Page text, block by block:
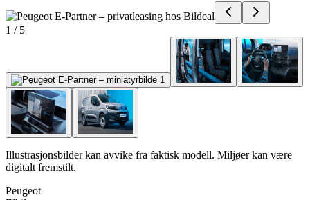
1 / 5
Illustrasjonsbilder kan avvike fra faktisk modell. Miljøer kan være
digitalt fremstilt.
Peugeot